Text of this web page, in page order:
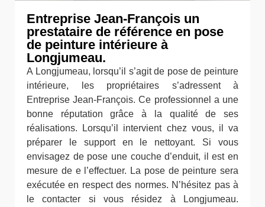
Entreprise Jean-François un
prestataire de référence en pose
de peinture intérieure à
Longjumeau.
A Longjumeau, lorsqu’il s’agit de pose de peinture
intérieure, les propriétaires s’adressent à
Entreprise Jean-François. Ce professionnel a une
bonne réputation grâce à la qualité de ses
réalisations. Lorsqu’il intervient chez vous, il va
préparer le support en le nettoyant. Si vous
envisagez de pose une couche d’enduit, il est en
mesure de e l’effectuer. La pose de peinture sera
exécutée en respect des normes. N’hésitez pas à
le contacter si vous résidez à Longjumeau.